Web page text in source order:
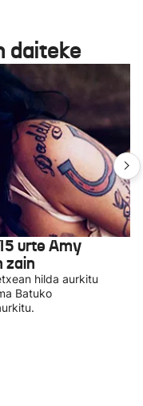
daiteke
urte Amy
zain
hilda aurkitu
Batuko